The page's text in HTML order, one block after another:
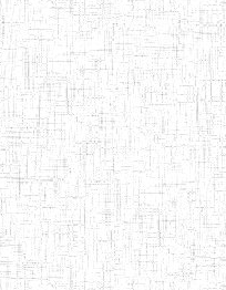
2 3 4 5
6